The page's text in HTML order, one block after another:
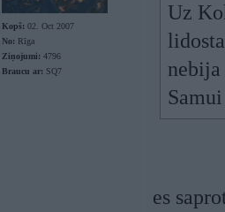
Kopš: 02. Oct 2007
No: Rīga
Ziņojumi: 4796
Braucu ar: SQ7
Uz
es